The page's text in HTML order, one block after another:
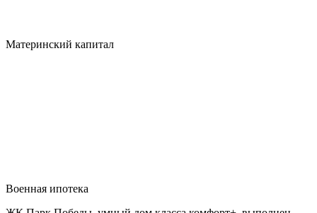
Материнский капитал
Военная ипотека